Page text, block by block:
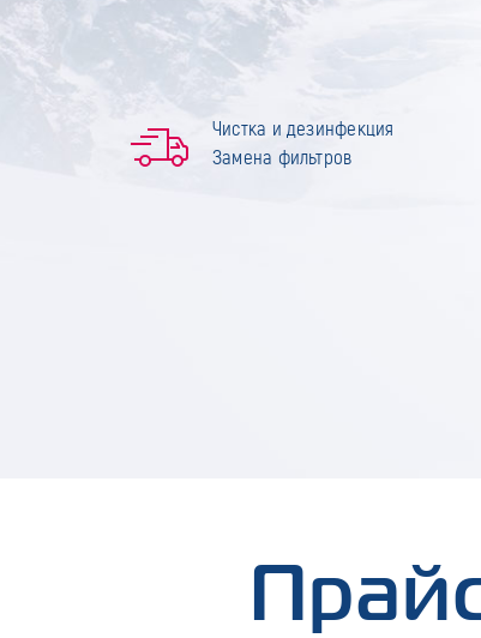
Чистка и дезинфекция
Замена фильтров